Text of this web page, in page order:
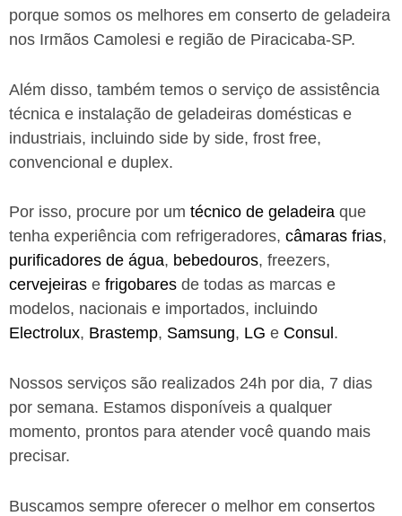
porque somos os melhores em conserto de geladeira
nos Irmãos Camolesi e região de Piracicaba-SP.
Além disso, também temos o serviço de assistência
técnica e instalação de geladeiras domésticas e
industriais, incluindo side by side, frost free,
convencional e duplex.
Por isso, procure por um técnico de geladeira que
tenha experiência com refrigeradores, câmaras frias,
purificadores de água, bebedouros, freezers,
cervejeiras e frigobares de todas as marcas e
modelos, nacionais e importados, incluindo
Electrolux, Brastemp, Samsung, LG e Consul .
Nossos serviços são realizados 24h por dia, 7 dias
por semana. Estamos disponíveis a qualquer
momento, prontos para atender você quando mais
precisar.
Buscamos sempre oferecer o melhor em consertos